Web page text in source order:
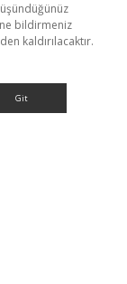
bildirmeniz
kaldırılacaktır.